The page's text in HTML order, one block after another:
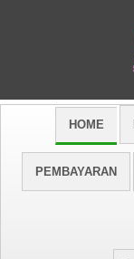
HOME
PEMBAYARAN